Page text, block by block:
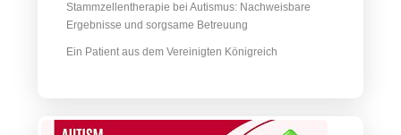
Stammzellentherapie bei Autismus: Nachweisbare
Ergebnisse und sorgsame Betreuung
Ein Patient aus dem Vereinigten Königreich